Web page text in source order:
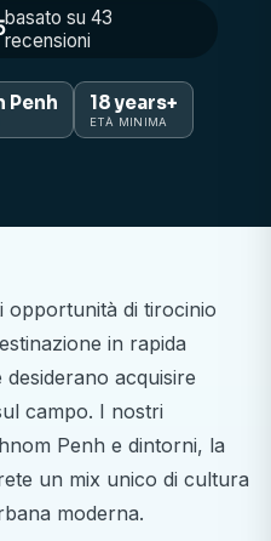
basato su 43
recensioni
Penh 18 years+
ETÀ MINIMA
opportunità di tirocinio
in rapida
acquisire
campo. I nostri
Penh e dintorni, la
un mix unico di cultura
moderna.